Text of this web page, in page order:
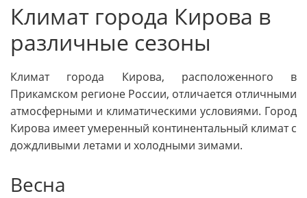
Климат города Кирова в
различные сезоны
Климат города Кирова, расположенного в
Прикамском регионе России, отличается отличными
атмосферными и климатическими условиями. Город
Кирова имеет умеренный континентальный климат с
дождливыми летами и холодными зимами.
Весна